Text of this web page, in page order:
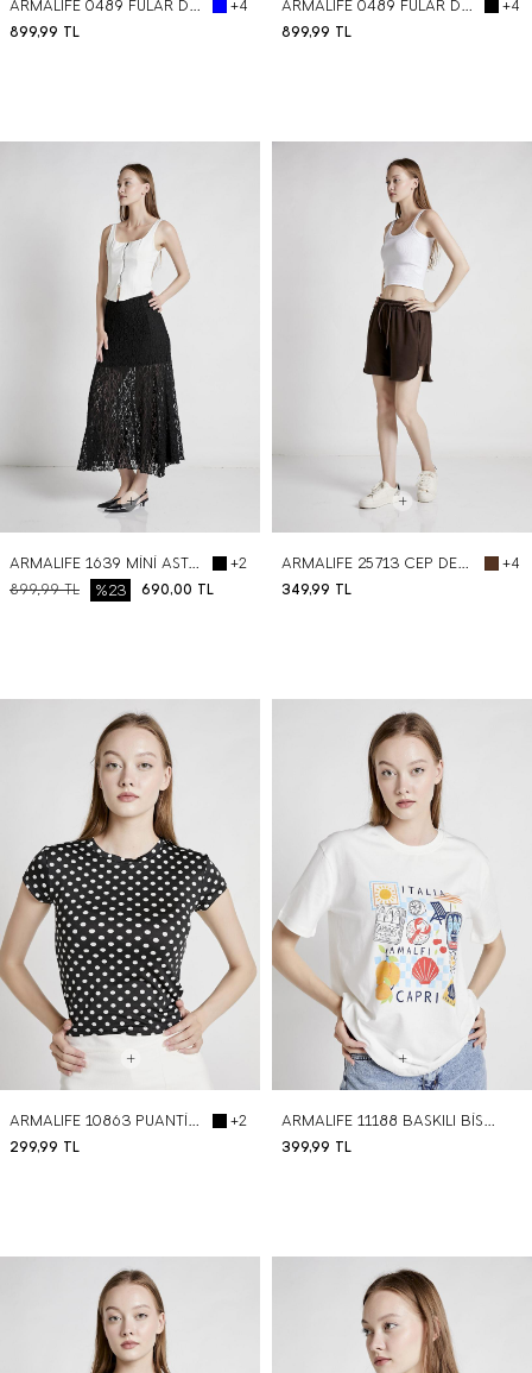
BEDEN SEÇ
ARMALIFE 0489 FULAR DETAYLI BEL LASTİKLİ CEPLİ KADIN PANTOLON
+4
899,99 TL
BEDEN SEÇ
ARMALIFE 0489 FULAR DETAYLI BEL LASTİKLİ CEPLİ KADIN PANTOLON
+4
899,99 TL
BEDEN SEÇ
ARMALIFE 1639 MİNİ ASTARLI UZUN DANTEL KADIN ETEK
+2
899,99TL 690,00 TL
%23
BEDEN SEÇ
ARMALIFE 25713 CEP DETAYLI SOFT MİNİ KADIN ŞORT
+4
349,99 TL
BEDEN SEÇ
ARMALIFE 10863 PUANTİYELİ BİS YAKA KISA KOL KADIN T-SHIRT
+2
299,99 TL
BEDEN SEÇ
ARMALIFE 11188 BASKILI BİS YAKA KADIN T-SHIRT
399,99 TL